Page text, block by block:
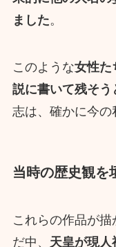
ました。
このような女性た
説に書いて残そう
志は、確かに今の
当時の歴史観を
これらの作品が
だ中、 天皇が現人